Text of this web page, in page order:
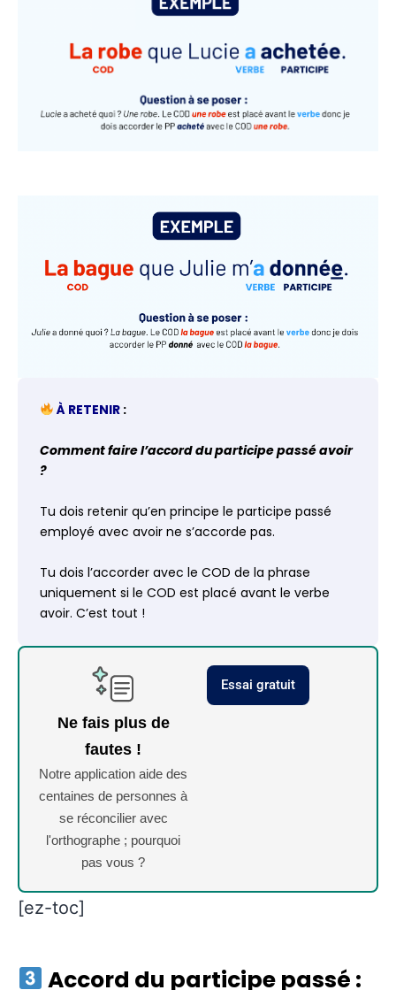
À RETENIR:
Comment faire l’accord du participe passé avoir
?
Tu dois retenir qu’en principe le participe passé
employé avec avoir ne s’accorde pas.
Tu dois l’accorder avec le COD de la phrase
uniquement si le COD est placé avant le verbe
avoir. C’est tout !
Ne fais plus de
fautes !
Notre application aide des
centaines de personnes à
se réconcilier avec
l'orthographe ; pourquoi
pas vous ?
Essai gratuit
[ez-toc]
Accord du participe passé :